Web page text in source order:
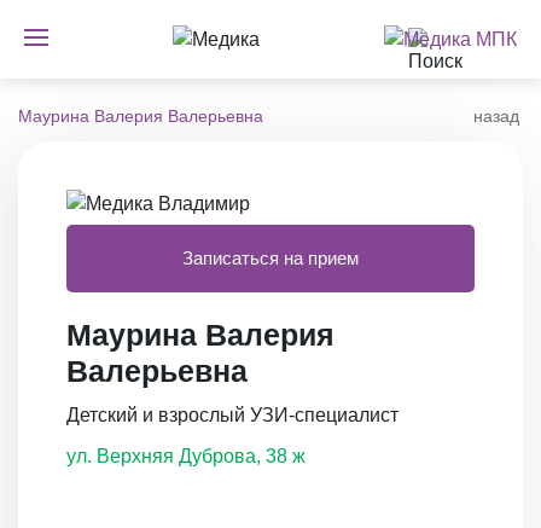
Маурина Валерия Валерьевна назад
Записаться на прием
Маурина Валерия
Валерьевна
Детский и взрослый УЗИ-специалист
ул. Верхняя Дуброва, 38 ж